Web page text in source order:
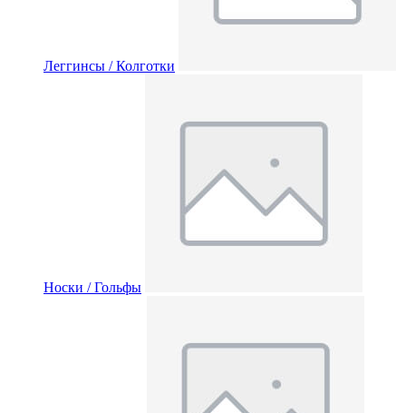
Леггинсы / Колготки
Носки / Гольфы